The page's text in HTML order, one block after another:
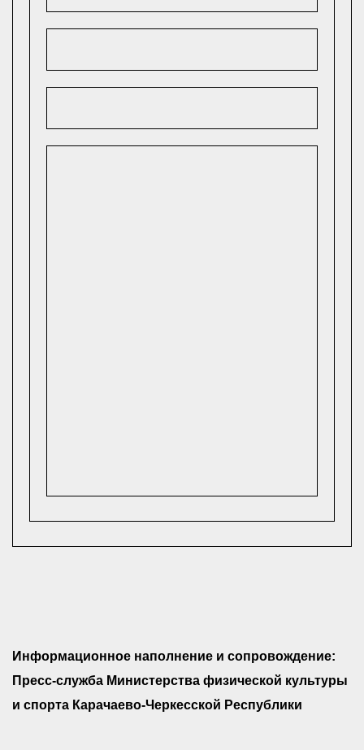
Информационное наполнение и сопровождение:
Пресс-служба Министерства физической культуры
и спорта Карачаево-Черкесской Республики